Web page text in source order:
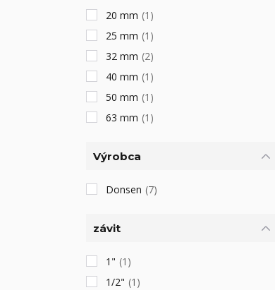
20 mm (1)
25 mm (1)
32 mm (2)
40 mm (1)
50 mm (1)
63 mm (1)
Výrobca
Donsen (7)
závit
1" (1)
1/2" (1)